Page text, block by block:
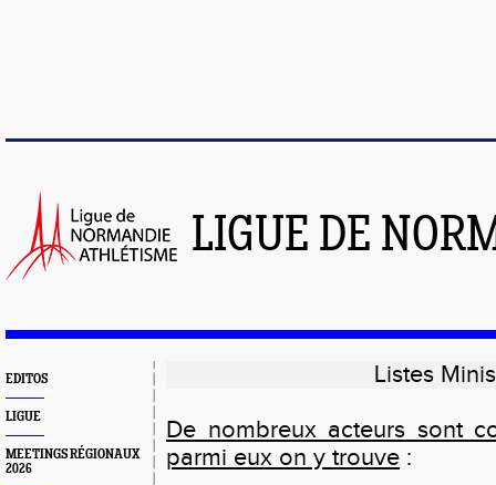
LIGUE DE
EDITOS
LIGUE
MEETINGS RÉGIONAUX
2026
Listes
De nombreux acteurs sont
parmi eux on y trouve :